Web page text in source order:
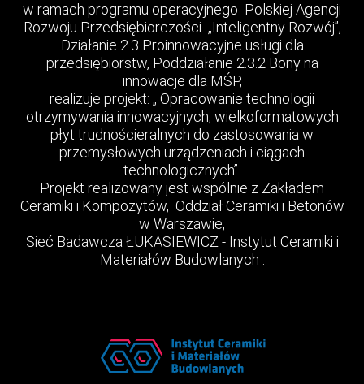
w ramach programu operacyjnego Polskiej Agencji
Rozwoju Przedsiębiorczości „Inteligentny Rozwój”,
Działanie 2.3 Proinnowacyjne usługi dla
przedsiębiorstw, Poddziałanie 2.3.2 Bony na
innowacje dla MŚP,
realizuje projekt: „ Opracowanie technologii
otrzymywania innowacyjnych, wielkoformatowych
płyt trudnościeralnych do zastosowania w
przemysłowych urządzeniach i ciągach
technologicznych”.
Projekt realizowany jest wspólnie z Zakładem
Ceramiki i Kompozytów, Oddział Ceramiki i Betonów
w Warszawie,
Sieć Badawcza ŁUKASIEWICZ - Instytut Ceramiki i
Materiałów Budowlanych .